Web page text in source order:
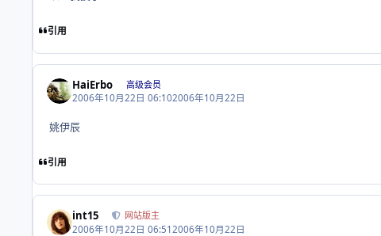
引用
HaiErbo 高级会员
2006年10月22日 06:102006年10月22日
姚伊辰
引用
int15 网站版主
2006年10月22日 06:512006年10月22日